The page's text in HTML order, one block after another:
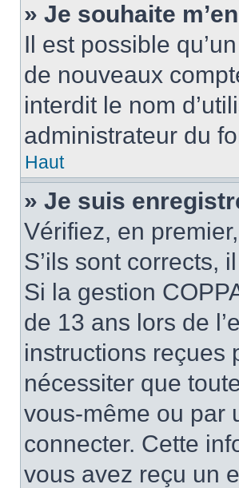
» Je souhaite
Il est possible
de nouveaux
interdit le nom
administrateur du
Haut
» Je suis
Vérifiez, en
S’ils sont corrects,
Si la gestion
de 13 ans lors de
instructions reçues
nécessiter que
vous-même ou par
connecter. Cette
vous avez reçu un